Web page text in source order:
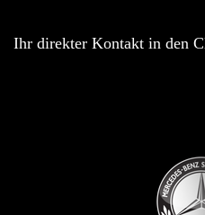
Ihr direkter Kontakt in den